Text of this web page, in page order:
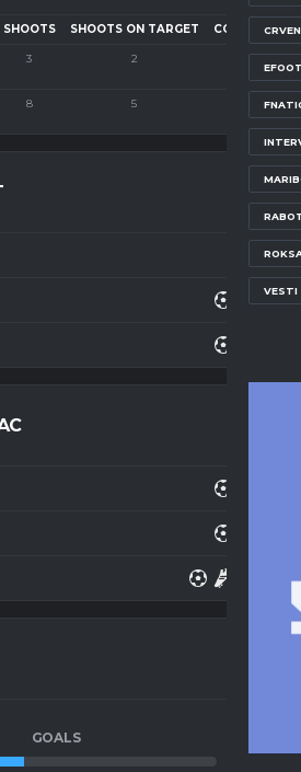
VESTI
SHOOTS SHOOTS ON TARGET CORNERS
3 2
8 5
GOALS